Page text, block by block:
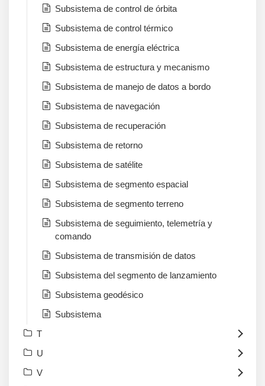
Subsistema de control de órbita
Subsistema de control térmico
Subsistema de energía eléctrica
Subsistema de estructura y mecanismo
Subsistema de manejo de datos a bordo
Subsistema de navegación
Subsistema de recuperación
Subsistema de retorno
Subsistema de satélite
Subsistema de segmento espacial
Subsistema de segmento terreno
Subsistema de seguimiento, telemetría y
comando
Subsistema de transmisión de datos
Subsistema del segmento de lanzamiento
Subsistema geodésico
Subsistema
T
U
V